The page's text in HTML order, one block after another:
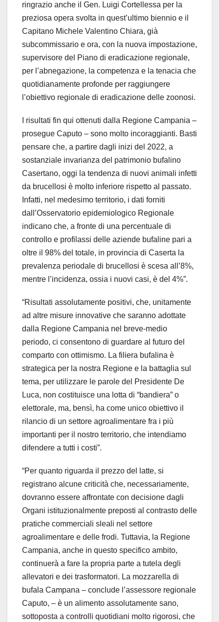
ringrazio anche il Gen. Luigi Cortellessa per la
preziosa opera svolta in quest’ultimo biennio e il
Capitano Michele Valentino Chiara, già
subcommissario e ora, con la nuova impostazione,
supervisore del Piano di eradicazione regionale,
per l’abnegazione, la competenza e la tenacia che
quotidianamente profonde per raggiungere
l’obiettivo regionale di eradicazione delle zoonosi.
I risultati fin qui ottenuti dalla Regione Campania –
prosegue Caputo – sono molto incoraggianti. Basti
pensare che, a partire dagli inizi del 2022, a
sostanziale invarianza del patrimonio bufalino
Casertano, oggi la tendenza di nuovi animali infetti
da brucellosi è molto inferiore rispetto al passato.
Infatti, nel medesimo territorio, i dati forniti
dall’Osservatorio epidemiologico Regionale
indicano che, a fronte di una percentuale di
controllo e profilassi delle aziende bufaline pari a
oltre il 98% del totale, in provincia di Caserta la
prevalenza periodale di brucellosi è scesa all’8%,
mentre l’incidenza, ossia i nuovi casi, è del 4%”.
“Risultati assolutamente positivi, che, unitamente
ad altre misure innovative che saranno adottate
dalla Regione Campania nel breve-medio
periodo, ci consentono di guardare al futuro del
comparto con ottimismo. La filiera bufalina è
strategica per la nostra Regione e la battaglia sul
tema, per utilizzare le parole del Presidente De
Luca, non costituisce una lotta di “bandiera” o
elettorale, ma, bensì, ha come unico obiettivo il
rilancio di un settore agroalimentare fra i più
importanti per il nostro territorio, che intendiamo
difendere a tutti i costi”.
“Per quanto riguarda il prezzo del latte, si
registrano alcune criticità che, necessariamente,
dovranno essere affrontate con decisione dagli
Organi istituzionalmente preposti al contrasto delle
pratiche commerciali sleali nel settore
agroalimentare e delle frodi. Tuttavia, la Regione
Campania, anche in questo specifico ambito,
continuerà a fare la propria parte a tutela degli
allevatori e dei trasformatori. La mozzarella di
bufala Campana – conclude l’assessore regionale
Caputo, – è un alimento assolutamente sano,
sottoposta a controlli quotidiani molto rigorosi, che